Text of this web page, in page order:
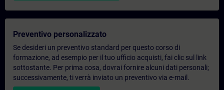
Preventivo personalizzato
Se desideri un preventivo standard per questo corso di
formazione, ad esempio per il tuo ufficio acquisti, fai clic sul link
sottostante. Per prima cosa, dovrai fornire alcuni dati personali;
successivamente, ti verrà inviato un preventivo via e-mail.